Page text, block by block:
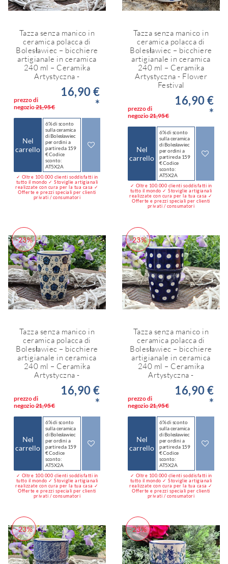
Tazza senza manico in
ceramica polacca di
Bolesławiec – bicchiere
artigianale in ceramica
240 ml – Ceramika
Artystyczna -
prezzo di
negozio21,95 €
16,90 €
*
Nel
carrello
6% di sconto
sulla ceramica
di Bolesławiec
per ordini a
partire da 159
€ Codice
sconto:
AT5X2A
✓ Oltre 100.000 clienti soddisfatti in
tutto il mondo ✓ Stoviglie artigianali
realizzate con cura per la tua casa ✓
Offerte e prezzi speciali per clienti
privati / consumatori
Tazza senza manico in
ceramica polacca di
Bolesławiec – bicchiere
artigianale in ceramica
240 ml – Ceramika
Artystyczna - Flower
Festival
prezzo di
negozio21,95 €
16,90 €
*
Nel
carrello
6% di sconto
sulla ceramica
di Bolesławiec
per ordini a
partire da 159
€ Codice
sconto:
AT5X2A
✓ Oltre 100.000 clienti soddisfatti in
tutto il mondo ✓ Stoviglie artigianali
realizzate con cura per la tua casa ✓
Offerte e prezzi speciali per clienti
privati / consumatori
-23%
Tazza senza manico in
ceramica polacca di
Bolesławiec – bicchiere
artigianale in ceramica
240 ml – Ceramika
Artystyczna -
prezzo di
negozio21,95 €
16,90 €
*
Nel
carrello
6% di sconto
sulla ceramica
di Bolesławiec
per ordini a
partire da 159
€ Codice
sconto:
AT5X2A
✓ Oltre 100.000 clienti soddisfatti in
tutto il mondo ✓ Stoviglie artigianali
realizzate con cura per la tua casa ✓
Offerte e prezzi speciali per clienti
privati / consumatori
-23%
Tazza senza manico in
ceramica polacca di
Bolesławiec – bicchiere
artigianale in ceramica
240 ml – Ceramika
Artystyczna -
prezzo di
negozio21,95 €
16,90 €
*
Nel
carrello
6% di sconto
sulla ceramica
di Bolesławiec
per ordini a
partire da 159
€ Codice
sconto:
AT5X2A
✓ Oltre 100.000 clienti soddisfatti in
tutto il mondo ✓ Stoviglie artigianali
realizzate con cura per la tua casa ✓
Offerte e prezzi speciali per clienti
privati / consumatori
-23% -23%